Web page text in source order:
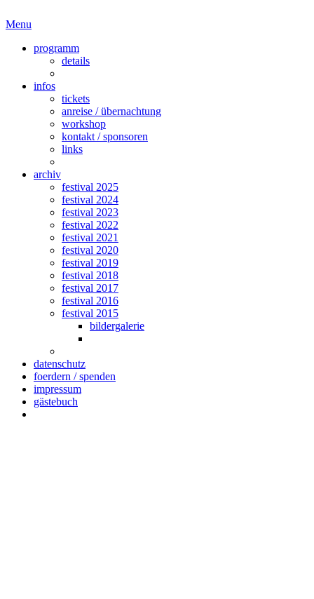
Menu
programm
details
infos
tickets
anreise / übernachtung
workshop
kontakt / sponsoren
links
archiv
festival 2025
festival 2024
festival 2023
festival 2022
festival 2021
festival 2020
festival 2019
festival 2018
festival 2017
festival 2016
festival 2015
bildergalerie
datenschutz
foerdern / spenden
impressum
gästebuch